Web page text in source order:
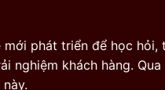
phát triển để học hỏi,
nghiệm khách hàng. Qua